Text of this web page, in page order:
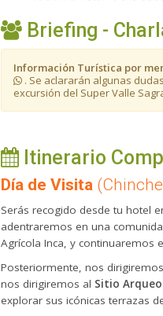
Briefing -
Información Turística por
. Se aclararán algunas
excursión del Super Valle
Itinerario
Día de Visita
Serás recogido desde tu hotel
adentraremos en una
Agrícola Inca, y continuaremos
Posteriormente, nos
nos dirigiremos al Sitio
explorar sus icónicas terrazas